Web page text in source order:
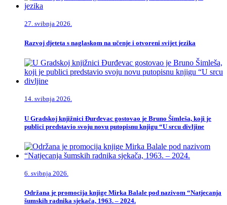
27. svibnja 2026.
Razvoj djeteta s naglaskom na učenje i otvoreni svijet jezika
14. svibnja 2026.
U Gradskoj knjižnici Đurđevac gostovao je Bruno Šimleša, koji je
publici predstavio svoju novu putopisnu knjigu “U srcu divljine
6. svibnja 2026.
Održana je promocija knjige Mirka Balale pod nazivom “Natjecanja
šumskih radnika sjekača, 1963. – 2024.